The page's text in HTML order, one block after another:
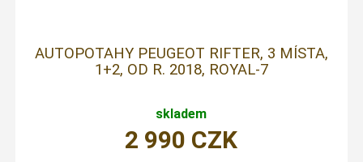
AUTOPOTAHY PEUGEOT RIFTER, 3 MÍSTA,
1+2, OD R. 2018, ROYAL-7
skladem
2 990 CZK